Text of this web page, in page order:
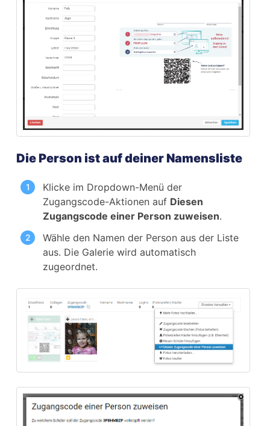
Die Person ist auf deiner Namensliste
Klicke im Dropdown-Menü der
Zugangscode-Aktionen auf Diesen
Zugangscode einer Person zuweisen.
Wähle den Namen der Person aus der Liste
aus. Die Galerie wird automatisch
zugeordnet.